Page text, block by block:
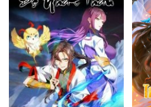
Vô Địch Lưu
Xây Dựng Thế Lực
Đam Mỹ
Đẹp